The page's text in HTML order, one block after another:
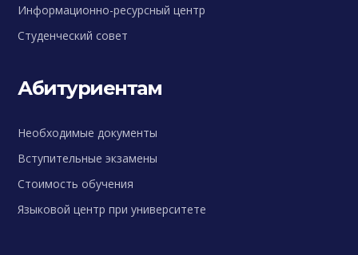
Информационно-ресурсный центр
Студенческий совет
Абитуриентам
Необходимые документы
Вступительные экзамены
Стоимость обучения
Языковой центр при университете